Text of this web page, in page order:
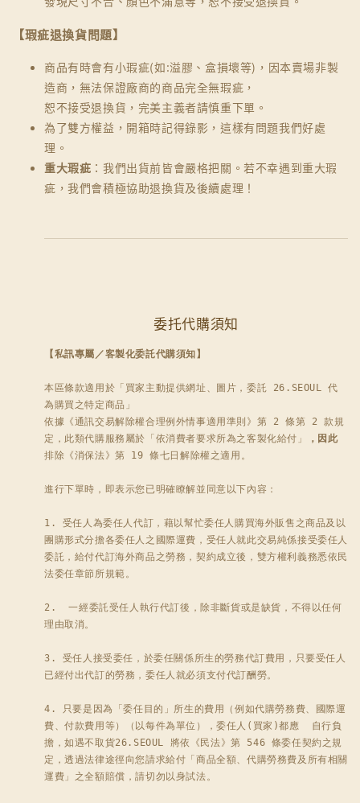
【瑕疵退換貨問題】
商品有時會有小瑕疵(如:溢膠、盒損壞等)，因本賣場非製
造商，無法保證廠商的商品完全無瑕疵，
恕不接受退換貨，完美主義者請慎重下單。
為了雙方權益，開箱時記得錄影，這樣有問題我們好處
理。
重大瑕疵 ：我們出貨前皆會嚴格把關。若不幸遇到重大瑕
疵，我們會積極協助退換貨及後續處理！
委托代購須知
【私訊專屬／客製化委託代購須知】
本區條款適用於「買家主動提供網址、圖片，委託 26.SEOUL 代
為購買之特定商品」
依據《通訊交易解除權合理例外情事適用準則》第 2 條第 2 款規
定，此類代購服務屬於「依消費者要求所為之客製化給付」
，因此
排除《消保法》第 19 條七日解除權之適用。
進行下單時，即表示您已明確瞭解並同意以下內容：
1. 受任人為委任人代訂，藉以幫忙委任人購買海外販售之商品及以
團購形式分擔各委任人之國際運費，受任人就此交易純係接受委任人
委託，給付代訂海外商品之勞務，契約成立後，雙方權利義務悉依民
法委任章節所規範。
2.  一經委託受任人執行代訂後，除非斷貨或是缺貨，不得以任何
理由取消。
3. 受任人接受委任，於委任關係所生的勞務代訂費用，只要受任人
已經付出代訂的勞務，委任人就必須支付代訂酬勞。
4. 只要是因為「委任目的」所生的費用（例如代購勞務費、國際運
費、付款費用等）（以每件為單位），委任人(買家)都應  自行負
擔，如遇不取貨26.SEOUL 將依《民法》第 546 條委任契約之規
定，透過法律途徑向您請求給付「商品全額、代購勞務費及所有相關
運費」之全額賠償，請切勿以身試法。